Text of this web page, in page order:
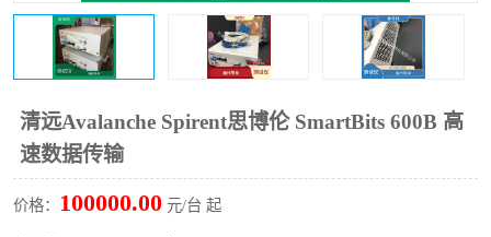
清远Avalanche Spirent思博伦 SmartBits 600B 高
速数据传输
价格： 100000.00 元/台 起